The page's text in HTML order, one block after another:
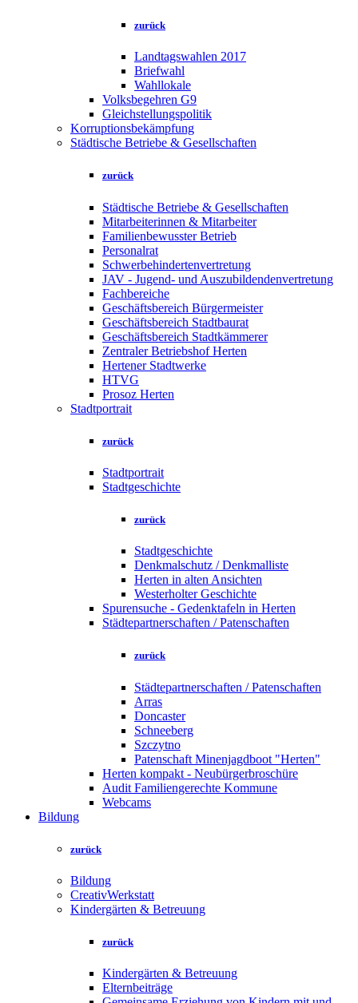
zurück
Landtagswahlen 2017
Briefwahl
Wahllokale
Volksbegehren G9
Gleichstellungspolitik
Korruptionsbekämpfung
Städtische Betriebe & Gesellschaften
zurück
Städtische Betriebe & Gesellschaften
Mitarbeiterinnen & Mitarbeiter
Familienbewusster Betrieb
Personalrat
Schwerbehindertenvertretung
JAV - Jugend- und Auszubildendenvertretung
Fachbereiche
Geschäftsbereich Bürgermeister
Geschäftsbereich Stadtbaurat
Geschäftsbereich Stadtkämmerer
Zentraler Betriebshof Herten
Hertener Stadtwerke
HTVG
Prosoz Herten
Stadtportrait
zurück
Stadtportrait
Stadtgeschichte
zurück
Stadtgeschichte
Denkmalschutz / Denkmalliste
Herten in alten Ansichten
Westerholter Geschichte
Spurensuche - Gedenktafeln in Herten
Städtepartnerschaften / Patenschaften
zurück
Städtepartnerschaften / Patenschaften
Arras
Doncaster
Schneeberg
Szczytno
Patenschaft Minenjagdboot "Herten"
Herten kompakt - Neubürgerbroschüre
Audit Familiengerechte Kommune
Webcams
Bildung
zurück
Bildung
CreativWerkstatt
Kindergärten & Betreuung
zurück
Kindergärten & Betreuung
Elternbeiträge